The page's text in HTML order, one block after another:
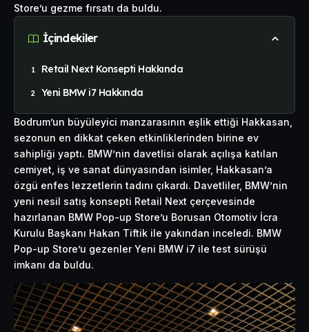
Store’u gezme fırsatı da buldu.
İçindekiler
Retail Next Konsepti Hakkında
Yeni BMW i7 Hakkında
Bodrum’un büyüleyici manzarasının eşlik ettiği Hakkasan,
sezonun en dikkat çeken etkinliklerinden birine ev
sahipliği yaptı. BMW’nin davetlisi olarak açılışa katılan
cemiyet, iş ve sanat dünyasından isimler, Hakkasan’a
özgü enfes lezzetlerin tadını çıkardı. Davetliler, BMW’nin
yeni nesil satış konsepti Retail Next çerçevesinde
hazırlanan BMW Pop-up Store’u Borusan Otomotiv İcra
Kurulu Başkanı Hakan Tiftik ile yakından inceledi. BMW
Pop-up Store’u gezenler Yeni BMW i7 ile test sürüşü
imkanı da buldu.